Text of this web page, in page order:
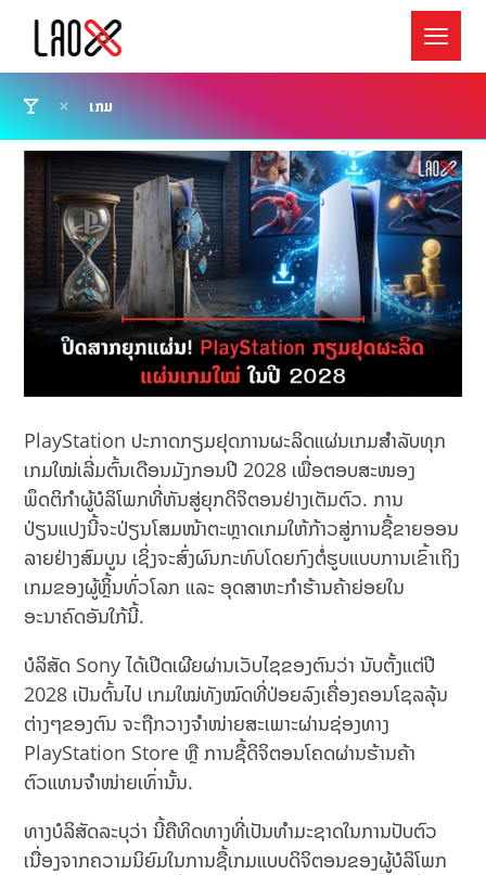
ເກມ
PlayStation ປະກາດກຽມຢຸດການຜະລິດແຜ່ນເກມສຳລັບທຸກ
ເກມໃໝ່ເລີ່ມຕົ້ນເດືອນມັງກອນປີ 2028 ເພື່ອຕອບສະໜອງ
ພຶດຕິກຳຜູ້ບໍລິໂພກທີ່ຫັນສູ່ຍຸກດິຈິຕອນຢ່າງເຕັມຕົວ. ການ
ປ່ຽນແປງນີ້ຈະປ່ຽນໂສມໜ້າຕະຫຼາດເກມໃຫ້ກ້າວສູ່ການຊື້ຂາຍອອນ
ລາຍຢ່າງສົມບູນ ເຊິ່ງຈະສົ່ງຜົນກະທົບໂດຍກົງຕໍ່ຮູບແບບການເຂົ້າເຖິງ
ເກມຂອງຜູ້ຫຼິ້ນທົ່ວໂລກ ແລະ ອຸດສາຫະກຳຮ້ານຄ້າຍ່ອຍໃນ
ອະນາຄົດອັນໃກ້ນີ້.
ບໍລິສັດ Sony ໄດ້ເປີດເຜີຍຜ່ານເວັບໄຊຂອງຕົນວ່າ ນັບຕັ້ງແຕ່ປີ
2028 ເປັນຕົ້ນໄປ ເກມໃໝ່ທັງໝົດທີ່ປ່ອຍລົງເຄື່ອງຄອນໂຊລລຸ້ນ
ຕ່າງໆຂອງຕົນ ຈະຖືກວາງຈຳໜ່າຍສະເພາະຜ່ານຊ່ອງທາງ
PlayStation Store ຫຼື ການຊື້ດິຈິຕອນໂຄດຜ່ານຮ້ານຄ້າ
ຕົວແທນຈຳໜ່າຍເທົ່ານັ້ນ.
ທາງບໍລິສັດລະບຸວ່າ ນີ້ຄືທິດທາງທີ່ເປັນທຳມະຊາດໃນການປັບຕົວ
ເນື່ອງຈາກຄວາມນິຍົມໃນການຊື້ເກມແບບດິຈິຕອນຂອງຜູ້ບໍລິໂພກ